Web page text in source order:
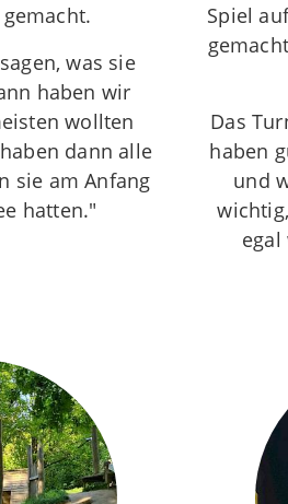
was sie
haben wir
wollten
dann alle
sie am Anfang
hatten."
Spiel
Das
haben
und